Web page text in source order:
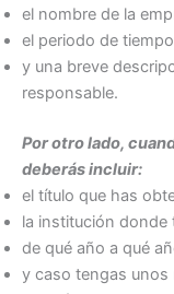
el nombre de la
el periodo de
y una breve
responsable.
Por otro lado,
deberás incluir:
el título que has
la institución donde
de qué año a qué
y caso tengas unos